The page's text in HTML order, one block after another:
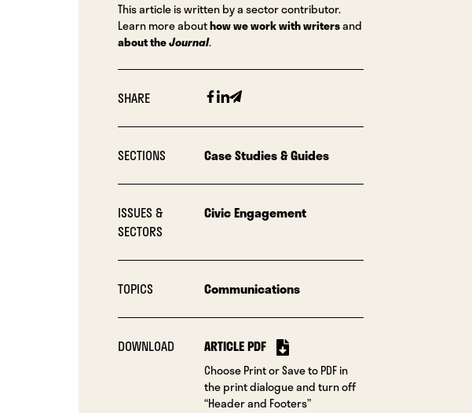
This article is written by a sector contributor.
Learn more abouthow we work with writersand
about theJournal.
SHARE Facebook
Linkedin
Email
SECTIONS Case Studies & Guides
ISSUES &
SECTORS
Civic Engagement
TOPICS Communications
DOWNLOAD ARTICLE PDF
Choose Print or Save to PDF in
the print dialogue and turn off
“Header and Footers”